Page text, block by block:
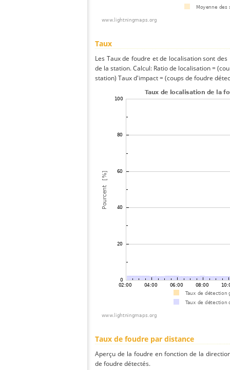
Taux
Les Taux de foudre et de localisation sont
de la station. Calcul: Ratio de localisation =
station) Taux d'impact = (coups de foudre
Taux de foudre par distance
Aperçu de la foudre en fonction de la
de foudre détectés.